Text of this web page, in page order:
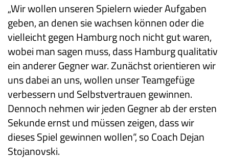
„Wir wollen unseren Spielern wieder Aufgaben
geben, an denen sie wachsen können oder die
vielleicht gegen Hamburg noch nicht gut waren,
wobei man sagen muss, dass Hamburg qualitativ
ein anderer Gegner war. Zunächst orientieren wir
uns dabei an uns, wollen unser Teamgefüge
verbessern und Selbstvertrauen gewinnen.
Dennoch nehmen wir jeden Gegner ab der ersten
Sekunde ernst und müssen zeigen, dass wir
dieses Spiel gewinnen wollen“, so Coach Dejan
Stojanovski.